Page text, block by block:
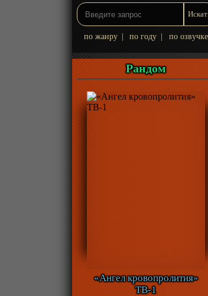
по жанру по году по озвучке
Рандом
«Ангел кровопролития»
ТВ-1